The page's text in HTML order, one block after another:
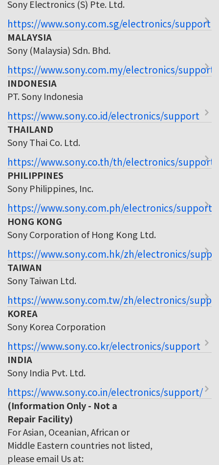
Sony Electronics (S) Pte. Ltd.
https://www.sony.com.sg/electronics/support
MALAYSIA
Sony (Malaysia) Sdn. Bhd.
https://www.sony.com.my/electronics/support
INDONESIA
PT. Sony Indonesia
https://www.sony.co.id/electronics/support
THAILAND
Sony Thai Co. Ltd.
https://www.sony.co.th/th/electronics/support
PHILIPPINES
Sony Philippines, Inc.
https://www.sony.com.ph/electronics/support
HONG KONG
Sony Corporation of Hong Kong Ltd.
https://www.sony.com.hk/zh/electronics/
TAIWAN
Sony Taiwan Ltd.
https://www.sony.com.tw/zh/electronics/
KOREA
Sony Korea Corporation
https://www.sony.co.kr/electronics/support
INDIA
Sony India Pvt. Ltd.
https://www.sony.co.in/electronics/support/
(Information Only - Not a
Repair Facility)
For Asian, Oceanian, African or
Middle Eastern countries not listed,
please email Us at: